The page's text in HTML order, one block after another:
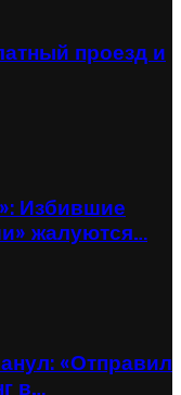
проезд и
Избившие
жалуются…
«Отправил
в…